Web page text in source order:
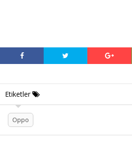
Etiketler
Oppo